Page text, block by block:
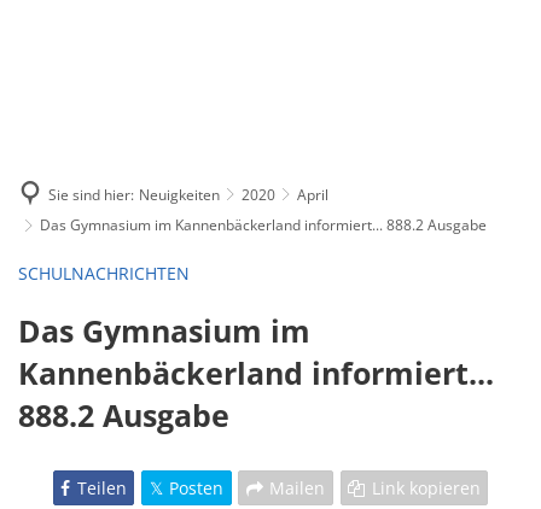
Sie sind hier: Neuigkeiten 2020
April
Das Gymnasium im Kannenbäckerland informiert... 888.2 Ausgabe
SCHULNACHRICHTEN
Das Gymnasium im
Kannenbäckerland informiert...
888.2 Ausgabe
Teilen Posten Mailen Link kopieren